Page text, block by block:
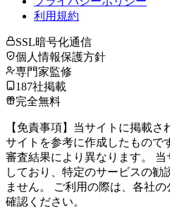
利用規約
SSL暗号化通信
個人情報保護方針
専門家監修
187社掲載
完全無料
【免責事項】当サイトに掲載
サイトを参考に作成したもので
審査結果により異なります。
しており、特定のサービスの勧
ません。 ご利用の際は、各社
確認ください。